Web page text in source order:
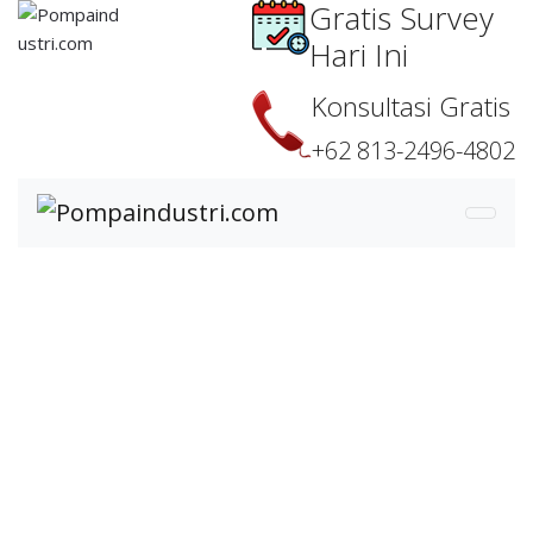
Gratis Survey
Hari Ini
Konsultasi Gratis
+62 813-2496-4802